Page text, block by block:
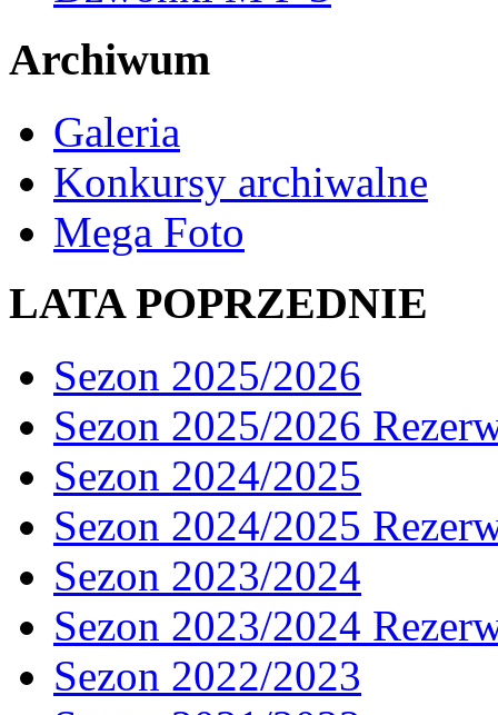
Archiwum
Galeria
Konkursy archiwalne
Mega Foto
LATA POPRZEDNIE
Sezon 2025/2026
Sezon 2025/2026
Sezon 2024/2025
Sezon 2024/2025
Sezon 2023/2024
Sezon 2023/2024
Sezon 2022/2023